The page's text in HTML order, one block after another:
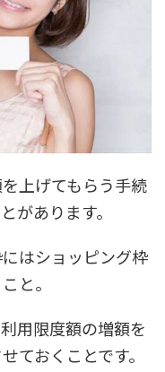
上げてもらう手続
があります。
はショッピング枠
と。
用限度額の増額を
ておくことです。